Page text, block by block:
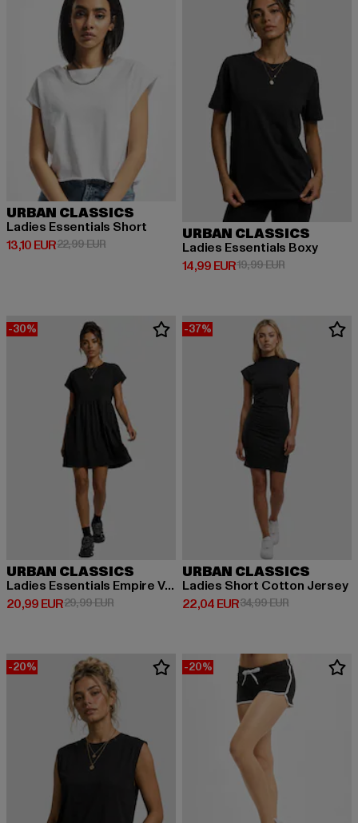
URBAN CLASSICS
Ladies Essentials Short
13,10 EUR
Derzeitiger Preis: 13,10 EUR
22,99 EURAktionspreis: 22,99 EUR
URBAN CLASSICS
Ladies Essentials Boxy
14,99 EUR
Derzeitiger Preis: 14,99 EUR
19,99 EURAktionspreis:
-30%
URBAN CLASSICS
Ladies Essentials Empire Valance
20,99 EUR
Derzeitiger Preis: 20,99 EUR
29,99 EURAktionspreis: 29,99 EUR
-37%
URBAN CLASSICS
Ladies Short Cotton Jersey
22,04 EUR
Derzeitiger Preis: 22,04 EUR
34,99 EURAktionspreis:
-20% -20%